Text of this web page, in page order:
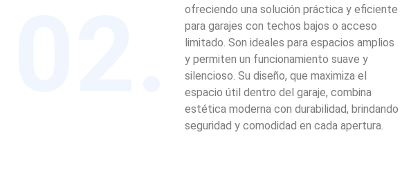
ofreciendo una solución práctica y eficiente
para garajes con techos bajos o acceso
limitado. Son ideales para espacios amplios
y permiten un funcionamiento suave y
silencioso. Su diseño, que maximiza el
espacio útil dentro del garaje, combina
estética moderna con durabilidad, brindando
seguridad y comodidad en cada apertura.